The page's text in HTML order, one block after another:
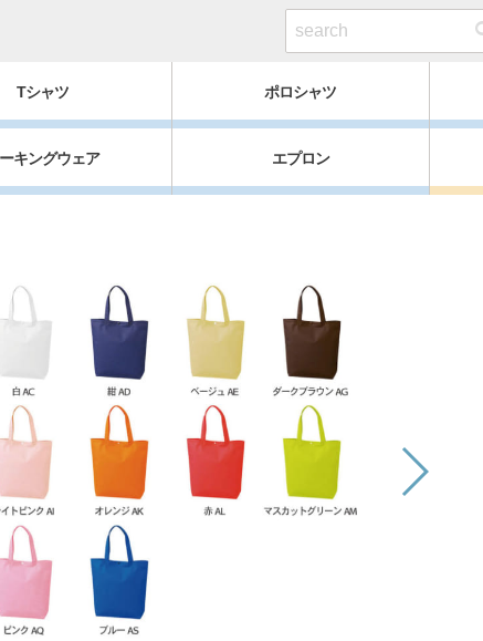
Tシャツ ポロシャツ
キングウェア エプロン